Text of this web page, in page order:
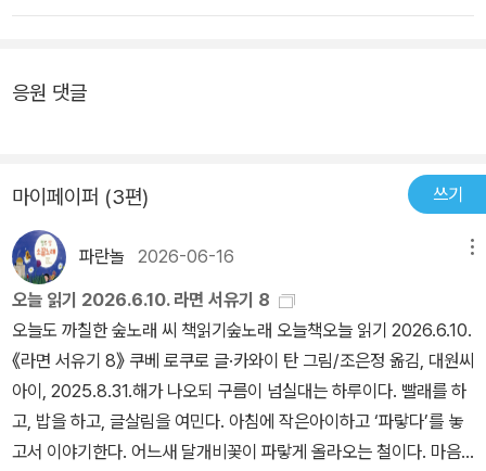
이 귀엽고 올망졸망한 모습은 읽는 이를 단번에 무장해제시킨다. 라
란 양은 냄비에다가 파르르 라면 끓인 뒤 냄비 뚜껑 안쪽에다 건더기
를 올려놓고 젓가락으로 집어 후후 입김 불며 후루룩후루룩 먹으면
면을 맛있게 먹는 대단한 비결 같은 것은 없었다. 라면은 원래 맛있기
때문이다. 꼭 필요한 양념은 ‘후루룩후루룩’ 군침 넘어가는 ‘소리’와
면발처럼 늘어진 글자들이 상징하는 ‘재미’다. 첫 행의 글자에 젓가락
을 척 걸어 넣고 싶은 마음을 누를 수 없다. 권오삼 동시집 『라면 맛있
게 먹는 법』을 통해 ‘원래’ 맛있는 라면 맛과 같은 동시의 ‘당기는
맛’을 어린이 독자들과 함께할 수 있으면 좋겠다.
아할 수는 없습니다. 더욱이 입시지옥 현대사회가 초등학교까지 옭아
이 아닐 때에도 수많은 어머니가 이녁 아이를 공부벌레나 공부박사나
공부천재가 되도록 몰아세우지는 않으리라 느낍니다. 대학교를 나오
지 않아도 되는 사회가 되고, 자격증이나 졸업장이 있어야 일자리를
얻을 수 있는 사회가 아니라면, 수많은 어머니가 이녁 아이를 다그쳐
서 공부만 시키려고 하지는 않으리라 느낍니다.엄마가 나보고 공부만
하라고 한다면 / 나도 오늘부터 내가 좋아하는 / 쇠고기, 돼지고기만
먹을 거야 / 햄만 먹을 거야 / 닭볶음만 먹을 거야 / 김치는 안 먹을 거
야 / 시금치도 안 먹을 거야 / 가지고 안 먹을 거야 (용감한 어린이)
동시집 《라면 맛있게 먹는 법》을 읽으면, ‘어머니’는 아이한테 공부만
시키는 사람으로 나옵니다. 꼭 이 동시집이 아니더라도 다른 분 동시
응원 댓글
마이페이퍼 (3편) 쓰기
파란놀 2026-06-16
오늘 읽기 2026.6.10. 라면 서유기 8
오늘도 까칠한 숲노래 씨 책읽기숲노래 오늘책오늘 읽기 2026.6.10.
《라면 서유기 8》 쿠베 로쿠로 글·카와이 탄 그림/조은정 옮김, 대원씨
아이, 2025.8.31.해가 나오되 구름이 넘실대는 하루이다. 빨래를 하
고, 밥을 하고, 글살림을 여민다. 아침에 작은아이하고 ‘파랗다’를 놓
고서 이야기한다. 어느새 달개비꽃이 파랗게 올라오는 철이다. 마음